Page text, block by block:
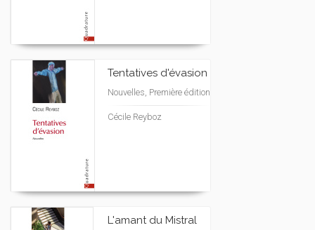
Tentatives d'évasion
Nouvelles, Première édition
Cécile Reyboz
L'amant du Mistral